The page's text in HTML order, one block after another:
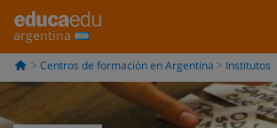
argentina
Centros de formación en Argentina Institutos
Información
Galería